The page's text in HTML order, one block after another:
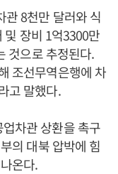
관 8천만 달러와 식
및 장비 1억3300만
것으로 추정된다.
조선무역은행에 차
고 말했다.
차관 상환을 촉구
의 대북 압박에 힘
온다.